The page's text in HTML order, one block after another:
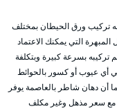
تركيب ورق الحيطان بمختلف
التي يمكنك الاعتماد
بسرعة كبيرة وبتكلفة
أي عيوب أو كسور بالحوائط
أن دهان شاطر بالعاصمة يوفر
مع سعر مذهل وغير مكلف